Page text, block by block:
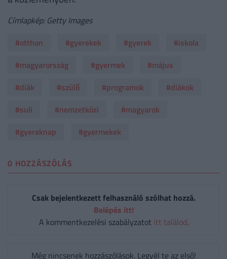
Címlapkép: Getty Images
#otthon
#gyerekek #gyerek
#iskola
#magyarország
#gyermek
#május
#diák
#szülő #programok
#diákok
#suli
#nemzetközi
#magyarok
#gyereknap
#gyermekek
0 HOZZÁSZÓLÁS
Csak bejelentkezett felhasználó szólhat hozzá.
Belépés itt!
A kommentkezelési szabályzatot itt találod.
Még nincsenek hozzászólások. Legyél te az első!